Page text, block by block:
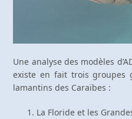
Une analyse des modèles
existe en fait trois groupes
lamantins des Caraïbes :
La Floride et les